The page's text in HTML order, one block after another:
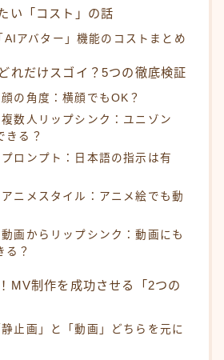
い「コスト」の話
アバター」機能のコストまとめ
れだけスゴイ？5つの徹底検証
顔の角度：横顔でもOK？
複数人リップシンク：ユニゾン
きる？
プロンプト：日本語の指示は有
アニメスタイル：アニメ絵でも動
動画からリップシンク：動画にも
る？
MV制作を成功させる「2つの
止画」と「動画」どちらを元に